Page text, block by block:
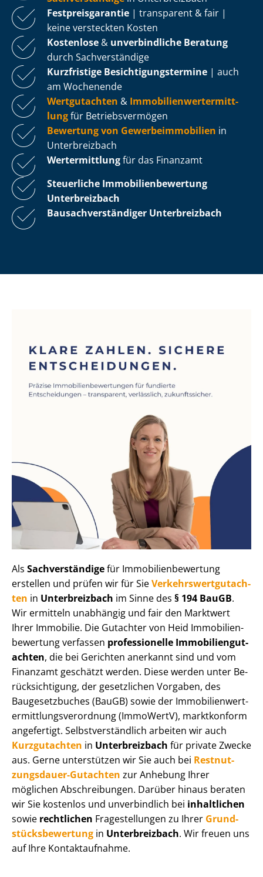
Fest­preis­ga­ran­tie | transparent & fair |
keine versteckten Kosten
Kostenlose & unverbindliche Beratung
durch Sachverständige
Kurzfristige Be­sich­ti­gungs­ter­mi­ne | auch
am Wochenende
Wertgutachten & Im­mo­bi­li­en­wert­ermitt­
lungfür Be­triebs­ver­mö­gen
Bewertung von Ge­wer­be­im­mo­bi­li­en in
Unterbreizbach
Wertermittlungfür das Finanzamt
Steuerliche Im­mo­bi­li­en­be­wer­tung
Unterbreizbach
Bau­sach­ver­stän­di­ger Unterbreizbach
Als Sachverständigefür Im­mo­bi­li­en­be­wer­tung
erstellen und prüfen wir für SieVer­kehrs­wert­gut­ach­
ten in Unterbreizbach im Sinne des § 194 BauGB.
Wir ermitteln unabhängig und fair den Marktwert
Ihrer Immobilie. Die Gutachter von Heid Im­mo­bi­li­en­
be­wer­tung verfassen professionelle Im­mo­bi­li­en­gut­
ach­ten, die bei Gerichten anerkannt sind und vom
Finanzamt geschätzt werden. Diese werden unter Be­
rück­sich­ti­gung, der gesetzlichen Vorgaben, des
Baugesetzbuches (BauGB) sowie der Im­mo­bi­li­en­wert­
ermitt­lungs­ver­ord­nung (ImmoWertV), marktkonform
angefertigt. Selbst­ver­ständ­lich arbeiten wir auch
Kurzgutachten in Unterbreizbach für private Zwecke
aus. Gerne unterstützen wir Sie auch bei Rest­nut­
zungs­dau­er-Gutachten zur Anhebung Ihrer
möglichen Abschreibungen. Darüber hinaus beraten
wir Sie kostenlos und unverbindlich bei inhaltlichen
sowie rechtlichen Fragestellungen zu Ihrer Grund­
stücks­be­wer­tung in Unterbreizbach. Wir freuen uns
auf Ihre Kontaktaufnahme.